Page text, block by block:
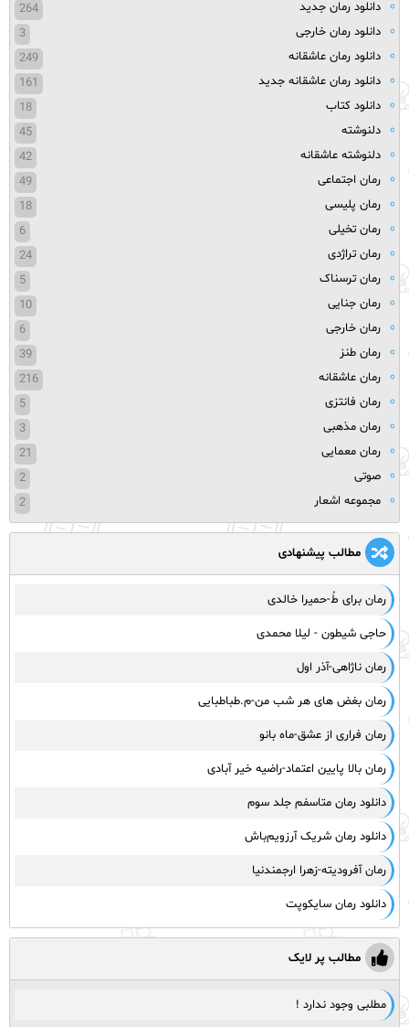
دانلود رمان جدید
264
دانلود رمان خارجی
3
دانلود رمان عاشقانه
249
دانلود رمان عاشقانه جدید
161
دانلود کتاب
18
دلنوشته
45
دلنوشته عاشقانه
42
رمان اجتماعی
49
رمان پلیسی
18
رمان تخیلی
6
رمان تراژدی
24
رمان ترسناک
5
رمان جنایی
10
رمان خارجی
6
رمان طنز
39
رمان عاشقانه
216
رمان فانتزی
5
رمان مذهبی
3
رمان معمایی
21
صوتی
2
مجموعه اشعار
2
مطالب پیشنهادی
رمان برای طُ-حمیرا خالدی
حاجی شیطون - لیلا محمدی
رمان ناژاهی-آذر اول
رمان بغض های هر شب من-م.طباطبایی
رمان فراری از عشق-ماه بانو
رمان بالا پایین اعتماد-راضیه خیر آبادی
دانلود رمان متاسفم جلد سوم
دانلود رمان شریک آرزویم‌باش
رمان آفرودیته-زهرا ارجمندنیا
دانلود رمان سایکوپت
مطالب پر لایک
مطلبی وجود ندارد !